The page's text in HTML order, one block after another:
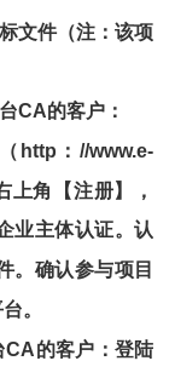
文件（注：该项
CA的客户：
（http：//www.e-
角【注册】，
业主体认证。认
。确认参与项目
。
的客户：登陆